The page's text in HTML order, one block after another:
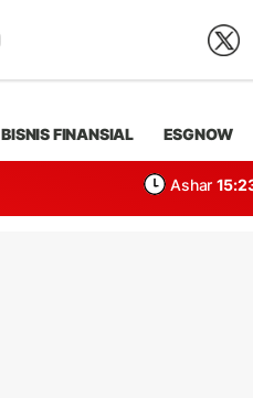
BISNIS FINANSIAL ESGNOW
Ashar